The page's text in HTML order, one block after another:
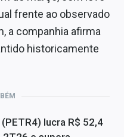
frente ao observado
a companhia afirma
historicamente
lucra R$ 52,4